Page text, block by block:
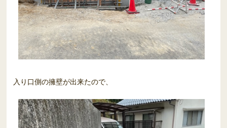
入り口側の擁壁が出来たので、